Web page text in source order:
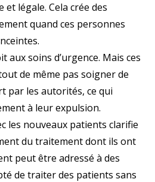
et légale. Cela crée des
quand ces personnes
aux soins d’urgence. Mais ces
de même pas soigner de
par les autorités, ce qui
à leur expulsion.
les nouveaux patients clarifie
du traitement dont ils ont
peut être adressé à des
de traiter des patients sans